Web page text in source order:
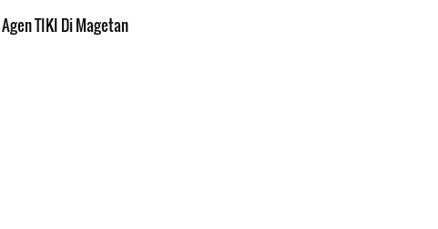
TIKI Di Magetan